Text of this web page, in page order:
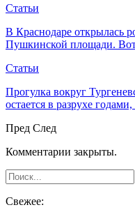
Статьи
В Краснодаре открылась
Пушкинской площади.
Статьи
Прогулка вокруг
остается в разрухе
Пред След
Комментарии закрыты.
Свежее: